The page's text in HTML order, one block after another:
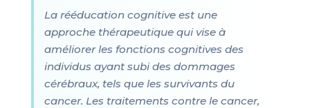
La rééducation cognitive est une
approche thérapeutique qui vise à
améliorer les fonctions cognitives des
individus ayant subi des dommages
cérébraux, tels que les survivants du
cancer. Les traitements contre le cancer,